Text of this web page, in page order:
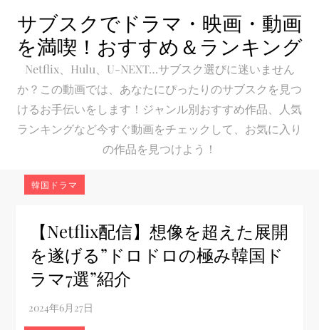
content
サブスクでドラマ・映画・動画
を満喫！おすすめ＆ランキング
Netflix、Hulu、U-NEXT…サブスク選びに迷いません
か？この動画では、あなたにぴったりのサブスクを見つ
けるお手伝いをします！ジャンル別おすすめ作品、人気
ランキングなど今すぐ動画をチェックして、お気に入り
の作品を見つけよう！
韓国ドラマ
【Netflix配信】想像を超えた展開
を遂げる”ドロドロの極み韓国ド
ラマ7選”紹介